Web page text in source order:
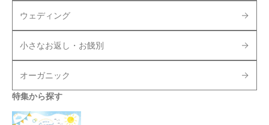
ウェディング
小さなお返し・お餞別
オーガニック
特集から探す